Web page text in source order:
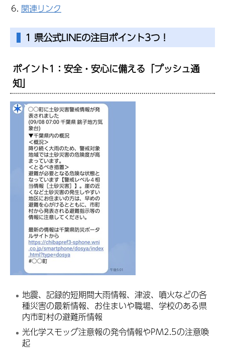
関連リンク
1 県公式LINEの注目ポイント3つ！
ポイント1：安全・安心に備える「プッシュ通
知」
地震、記録的短期間大雨情報、津波、噴火などの各
種災害の最新情報、お住まいや職場、学校のある県
内市町村の避難所情報
光化学スモッグ注意報の発令情報やPM2.5の注意喚
起